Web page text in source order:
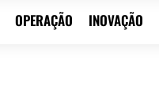
OPERAÇÃO INOVAÇÃO